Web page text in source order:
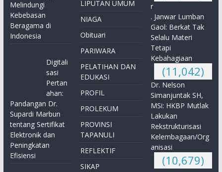
Melindungi
Kebebasan
Beragama di
Indonesia
Digitali
sasi
Pertan
ahan:
Pandangan Dr.
Supardi Marbun
tentang Sertifikat
Elektronik dan
Peningkatan
Efisiensi
LIPUTAN UMUM
NIAGA
Obituari
PARIWARA
PELATIHAN DAN
EDUKASI
PROFIL
PROLEKUM
PROVINSI
TAPANULI
REFLEKTIF
SIKAP
r
. Janwar Lumban
Gaol: Berkat Tak
Selalu Materi
Tetapi
Kebahagiaan
(11,042)
Dr. Nelson
Simanjuntak SH,
MSi: HKBP Mutlak
Lakukan
Rekstrukturisasi
Kelembagaan/Org
anisasi
(10,679)